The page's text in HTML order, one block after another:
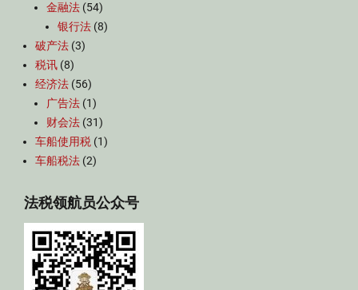
金融法 (54)
银行法 (8)
破产法 (3)
税讯 (8)
经济法 (56)
广告法 (1)
财会法 (31)
车船使用税 (1)
车船税法 (2)
法税领航员公众号